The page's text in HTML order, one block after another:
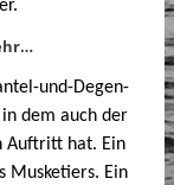
und-Degen-
dem auch der
Auftritt hat. Ein
Musketiers. Ein